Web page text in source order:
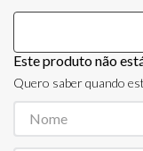
Este produto não
Quero saber quando